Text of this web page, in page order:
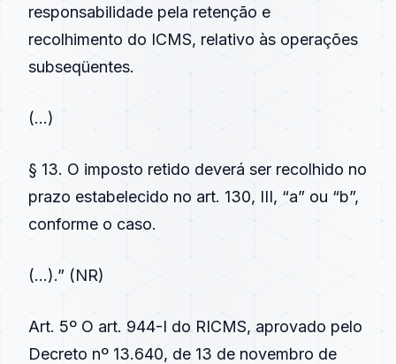
responsabilidade pela retenção e
recolhimento do ICMS, relativo às operações
subseqüentes.
(…)
§ 13. O imposto retido deverá ser recolhido no
prazo estabelecido no art. 130, III, “a” ou “b”,
conforme o caso.
(…).” (NR)
Art. 5º O art. 944-I do RICMS, aprovado pelo
Decreto nº 13.640, de 13 de novembro de